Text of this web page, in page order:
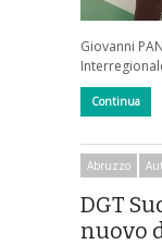
Giovanni
Continua
Abruzzo
DGT
nuovo